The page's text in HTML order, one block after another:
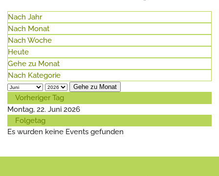
Nach Jahr
Nach Monat
Nach Woche
Heute
Gehe zu Monat
Nach Kategorie
Gehe zu Monat
Vorheriger Tag
Montag, 22. Juni 2026
Folgetag
Es wurden keine Events gefunden